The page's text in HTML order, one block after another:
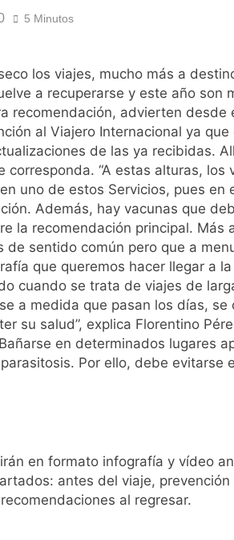
La fisioterapia pediátrica puede
Aprobado el proyecto de ley del
libre
2 Semanas Atrás
El Gobierno aprueba el proyecto
para el SNS
2 Semanas Atrás
La fiebre del running llega al
2 Semanas Atrás
Sanidad publica el primer análisis
3 Semanas Atrás
5 Minutos
los viajes, mucho más a
a recuperarse y este año son
recomendación, advierten desde
al Viajero Internacional ya
de las ya recibidas.
corresponda. “A estas alturas,
uno de estos Servicios, pues en
Además, hay vacunas que
la recomendación principal. Más
de sentido común pero que a
que queremos hacer llegar a
cuando se trata de viajes de
a medida que pasan los días,
su salud”, explica Florentino
en determinados lugares
Por ello, debe evitarse
en formato infografía y vídeo
antes del viaje,
al regresar.